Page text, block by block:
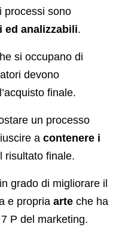
processi sono
ed analizzabili.
si occupano di
devono
finale.
un processo
a contenere i
risultato finale.
grado di migliorare il
e propria arte che ha
P del marketing.